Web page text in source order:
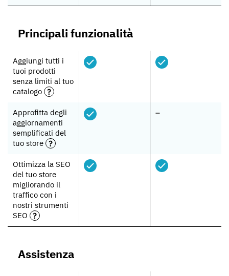
Principali funzionalità
Aggiungi tutti i
tuoi prodotti
senza limiti al tuo
catalogo
Approfitta degli
aggiornamenti
semplificati del
tuo store
Ottimizza la SEO
del tuo store
migliorando il
traffico con i
nostri strumenti
SEO
Assistenza